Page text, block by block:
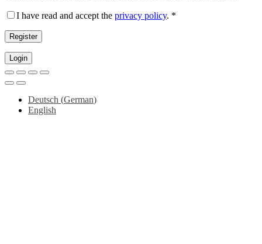
I have read and accept the privacy policy. *
Register
Login
Deutsch (German)
English